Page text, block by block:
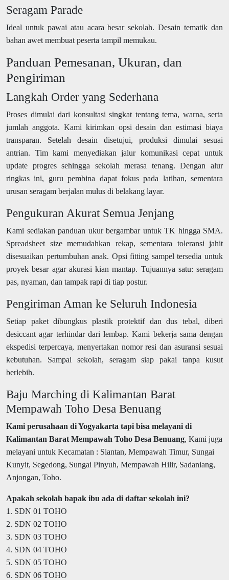
Seragam Parade
Ideal untuk pawai atau acara besar sekolah. Desain tematik dan
bahan awet membuat peserta tampil memukau.
Panduan Pemesanan, Ukuran, dan
Pengiriman
Langkah Order yang Sederhana
Proses dimulai dari konsultasi singkat tentang tema, warna, serta
jumlah anggota. Kami kirimkan opsi desain dan estimasi biaya
transparan. Setelah desain disetujui, produksi dimulai sesuai
antrian. Tim kami menyediakan jalur komunikasi cepat untuk
update progres sehingga sekolah merasa tenang. Dengan alur
ringkas ini, guru pembina dapat fokus pada latihan, sementara
urusan seragam berjalan mulus di belakang layar.
Pengukuran Akurat Semua Jenjang
Kami sediakan panduan ukur bergambar untuk TK hingga SMA.
Spreadsheet size memudahkan rekap, sementara toleransi jahit
disesuaikan pertumbuhan anak. Opsi fitting sampel tersedia untuk
proyek besar agar akurasi kian mantap. Tujuannya satu: seragam
pas, nyaman, dan tampak rapi di tiap postur.
Pengiriman Aman ke Seluruh Indonesia
Setiap paket dibungkus plastik protektif dan dus tebal, diberi
desiccant agar terhindar dari lembap. Kami bekerja sama dengan
ekspedisi terpercaya, menyertakan nomor resi dan asuransi sesuai
kebutuhan. Sampai sekolah, seragam siap pakai tanpa kusut
berlebih.
Baju Marching di Kalimantan Barat
Mempawah Toho Desa Benuang
Kami perusahaan di Yogyakarta tapi bisa melayani di
Kalimantan Barat Mempawah Toho Desa Benuang, Kami juga
melayani untuk Kecamatan : Siantan, Mempawah Timur, Sungai
Kunyit, Segedong, Sungai Pinyuh, Mempawah Hilir, Sadaniang,
Anjongan, Toho.
Apakah sekolah bapak ibu ada di daftar sekolah ini?
1. SDN 01 TOHO
2. SDN 02 TOHO
3. SDN 03 TOHO
4. SDN 04 TOHO
5. SDN 05 TOHO
6. SDN 06 TOHO